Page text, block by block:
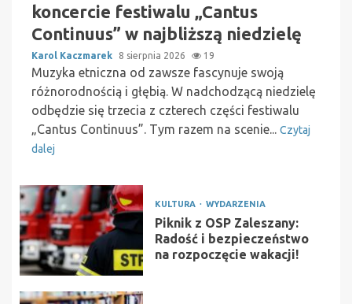
koncercie festiwalu „Cantus
Continuus” w najbliższą niedzielę
Karol Kaczmarek 8 sierpnia 2026 19
Muzyka etniczna od zawsze fascynuje swoją
różnorodnością i głębią. W nadchodzącą niedzielę
odbędzie się trzecia z czterech części festiwalu
„Cantus Continuus”. Tym razem na scenie... Czytaj
dalej
KULTURA WYDARZENIA
Piknik z OSP Zaleszany:
Radość i bezpieczeństwo
na rozpoczęcie wakacji!